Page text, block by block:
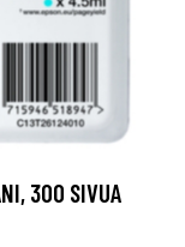
300 SIVUA